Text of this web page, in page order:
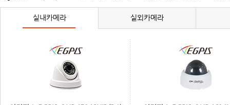
실내카메라 실외카메라